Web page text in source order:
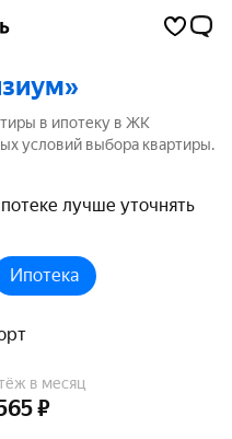
в ипотеку в ЖК
условий выбора квартиры.
кредитования банков для
лучше уточнять
Ипотека
в месяц
₽